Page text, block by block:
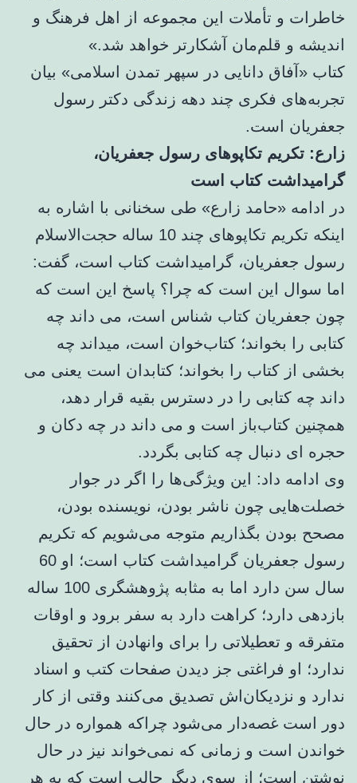
خاطرات و تأملات این مجموعه از اهل فرهنگ و
اندیشه و قلم‌مان آشکارتر خواهد شد.»
کتاب «آفاق دانایی در سپهر تمدن اسلامی» بیان
تجربه‌های فکری چند دهه زندگی دکتر رسول
جعفریان است.
زارع: تکریم تکاپوهای رسول جعفریان،
گرامیداشت کتاب است
در ادامه «حامد زارع» طی سخنانی با اشاره به
اینکه تکریم تکاپوهای چند 10 ساله حجت‌الاسلام
رسول جعفریان، گرامیداشت کتاب است، گفت:
اما سوال این است که چرا؟ پاسخ این است که
چون جعفریان کتاب شناس است، می داند چه
کتابی را بخواند؛ کتاب‌خوان است، میداند چه
بخشی از کتاب را بخواند؛ کتابدان است یعنی می
داند چه کتابی را در دسترس بقیه قرار دهد،
همچنین کتاب‌باز است و می داند در چه دکان و
حجره ای دنبال چه کتابی بگردد.
وی ادامه داد: این ویژگی‌ها را اگر در جوار
خصلت‌هایی چون ناشر بودن، نویسنده بودن،
مصحح بودن بگذاریم متوجه می‌شویم که تکریم
رسول جعفریان گرامیداشت کتاب است؛ او 60
سال سن دارد اما به مثابه پژوهشگری 100 ساله
بازدهی دارد؛ کراهت دارد به سفر برود و اوقات
متفرقه و تعطیلاتی را برای وانهادن از تحقیق
ندارد؛ او فراغتی جز دیدن صفحات کتب و اسناد
ندارد و نزدیکان‌اش تصدیق می‌کنند وقتی از کار
دور است غصه‌دار می‌شود چراکه همواره در حال
خواندن است و زمانی که نمی‌خواند نیز در حال
نوشتن است؛ از سوی دیگر جالب است که به هر